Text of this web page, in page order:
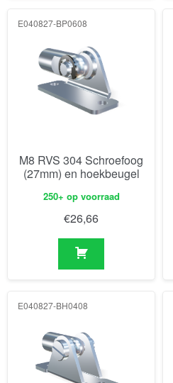
E040827-BP0608
M8 RVS 304 Schroefoog
(27mm) en hoekbeugel
250+ op voorraad
€26,66
E040827-BH0408